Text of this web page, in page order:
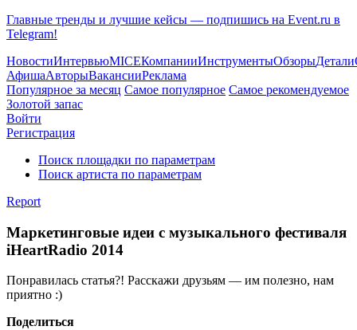
Главные тренды и лучшие кейсы — подпишись на Event.ru в
Telegram!
НовостиИнтервьюMICEКомпанииИнструментыОбзорыДетали
АфишаАвторыВакансииРеклама
Популярное за месяц Самое популярное Самое рекомендуемое
Золотой запас
Войти
Регистрация
Поиск площадки по параметрам
Поиск артиста по параметрам
Report
Маркетинговые идеи с музыкального фестиваля
iHeartRadio 2014
Понравилась статья?! Расскажи друзьям — им полезно, нам
приятно :)
Поделиться